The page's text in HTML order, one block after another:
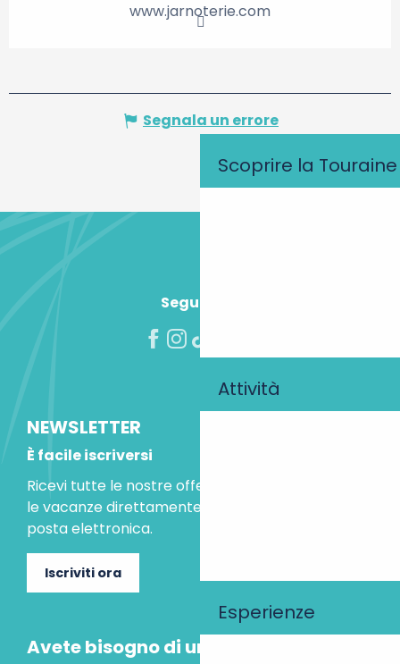
Scoprire la Touraine
Attività
Esperienze
www.jarnoterie.com
Segnala un errore
Seguiteci!
NEWSLETTER
È facile iscriversi
Ricevi tutte le nostre offerte speciali e le idee per
le vacanze direttamente nella tua casella di
posta elettronica.
Iscriviti ora
Avete bisogno di un consiglio?